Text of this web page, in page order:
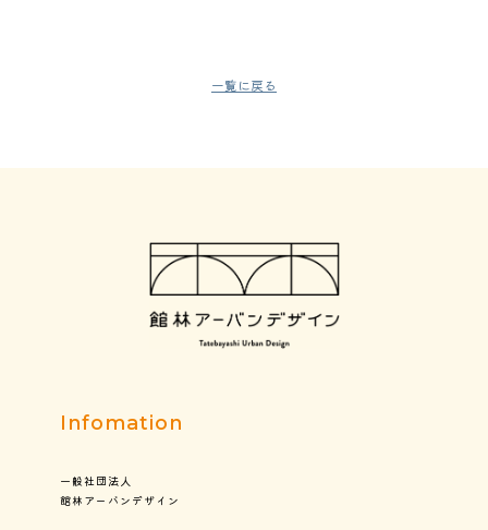
一覧に戻る
Infomation
一般社団法人
館林アーバンデザイン